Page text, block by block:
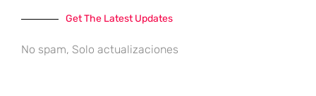
Get The Latest Updates
No spam, Solo actualizaciones